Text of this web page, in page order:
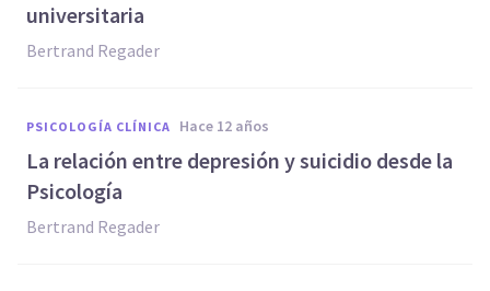
universitaria
Bertrand Regader
PSICOLOGÍA CLÍNICA hace 12 años
La relación entre depresión y suicidio desde la
Psicología
Bertrand Regader